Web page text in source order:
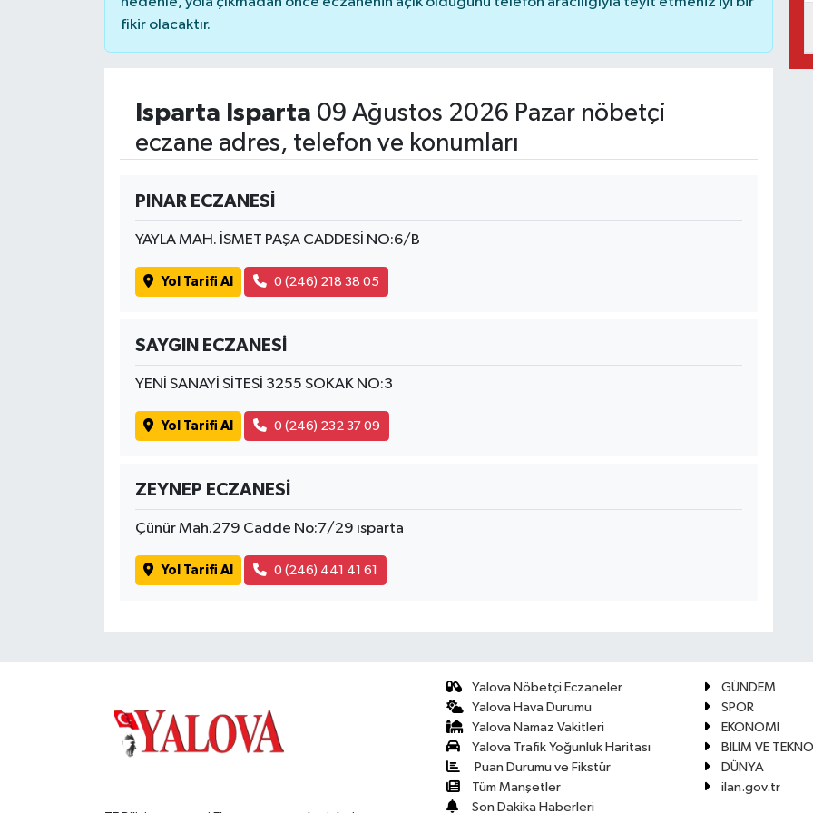
fikir olacaktır.
Isparta Isparta 09 Ağustos 2026 Pazar nöbetçi
eczane adres, telefon ve konumları
PINAR ECZANESİ
YAYLA MAH. İSMET PAŞA CADDESİ NO:6/B
Yol Tarifi Al 0 (246) 218 38 05
SAYGIN ECZANESİ
YENİ SANAYİ SİTESİ 3255 SOKAK NO:3
Yol Tarifi Al 0 (246) 232 37 09
ZEYNEP ECZANESİ
Çünür Mah.279 Cadde No:7/29 ısparta
Yol Tarifi Al 0 (246) 441 41 61
Yalova Nöbetçi Eczaneler
Yalova Hava Durumu
Yalova Namaz Vakitleri
Yalova Trafik Yoğunluk Haritası
Puan Durumu ve Fikstür
Tüm Manşetler
Son Dakika Haberleri
GÜNDEM
SPOR
EKONOMİ
BİLİM VE
DÜNYA
ilan.gov.tr